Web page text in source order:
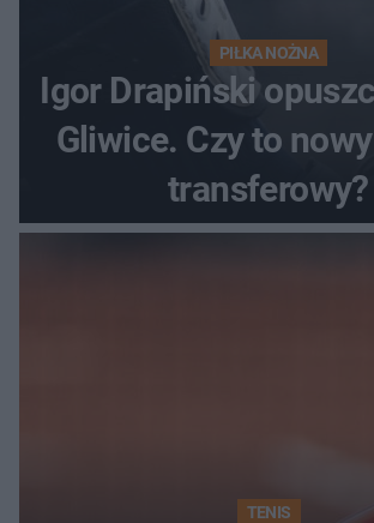
PIŁKA NOŻNA
Igor Drapiński
Gliwice. Czy to
transferowy?
TENIS